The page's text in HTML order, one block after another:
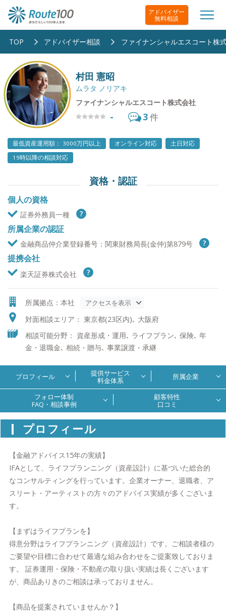
アドバイザー
無料相談
TOP アドバイザー相談 ファイナンシャルエスコート株
村田 憲昭
ムラタ ノリアキ
ファイナンシャルエスコート株式会社
- 3件
最低資産運用額： 3000万円以上 オンライン対応
土日対応
19時以降の相談対応
資格・認証
個人の資格
証券外務員一種
所属企業の認証
金融商品仲介業登録番号：関東財務局長(金仲)第879号
提携会社
楽天証券株式会社
所属拠点：本社 アクセスを表示
対面相談エリア： 東京都(23区内)､ 大阪府
相談可能分野： 資産形成・運用､ ライフプラン､ 保険､ 年
金・退職金､ 相続・贈与､ 事業譲渡・承継
プロフィール
提供サービス
料金体系
所属企業
フォロー体制
FAQ・相談事例
顧客特性
口コミ
プロフィール
【金融アドバイス15年の実績】
IFAとして、ライフプランニング（資産設計）に基づいた総合的
なコンサルティングを行っています。企業オーナー、退職者、ア
スリート・アーティストの方々のアドバイス実績が多くございま
す。
【まずはライフプランを】
得意分野はライフプランニング（資産設計）です。ご相談者様の
ご要望や目標に合わせて最適な組み合わせをご提案致しておりま
す。 証券運用・保険・不動産の取り扱い実績は長くございます
が、商品ありきのご相談は承っておりません。
【商品を提案されていませんか？】